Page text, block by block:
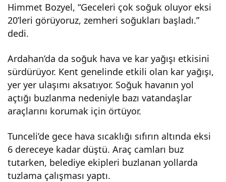
Himmet Bozyel, “Geceleri çok soğuk oluyor eksi
20’leri görüyoruz, zemheri soğukları başladı.”
dedi.
Ardahan’da da soğuk hava ve kar yağışı etkisini
sürdürüyor. Kent genelinde etkili olan kar yağışı,
yer yer ulaşımı aksatıyor. Soğuk havanın yol
açtığı buzlanma nedeniyle bazı vatandaşlar
araçlarını korumak için örtüyor.
Tunceli’de gece hava sıcaklığı sıfırın altında eksi
6 dereceye kadar düştü. Araç camları buz
tutarken, belediye ekipleri buzlanan yollarda
tuzlama çalışması yaptı.